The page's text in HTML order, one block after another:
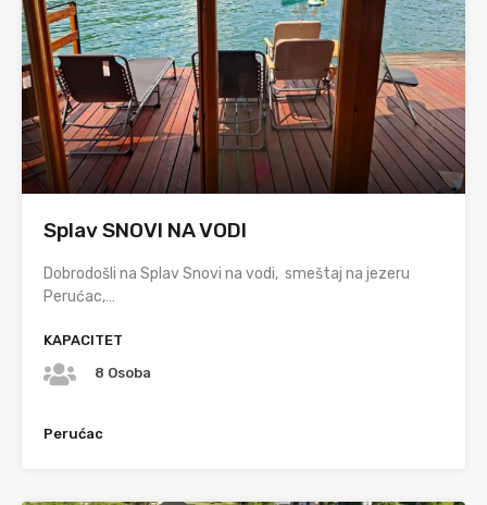
Splav SNOVI NA VODI
Dobrodošli na Splav Snovi na vodi, smeštaj na jezeru
Perućac,…
KAPACITET
8 Osoba
Perućac